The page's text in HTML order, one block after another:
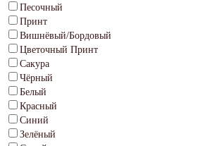
Песочный
Принт
Вишнёвый/Бордовый
Цветочный Принт
Сакура
Чёрный
Белый
Красный
Синий
Зелёный